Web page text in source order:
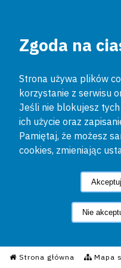
Zgoda na
Strona używa plików
korzystanie z serwisu
Jeśli nie blokujesz
ich użycie oraz
Pamiętaj, że możesz
cookies, zmieniając
Nie
Strona główna Mapa